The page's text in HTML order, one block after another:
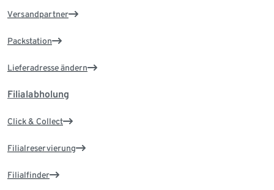
Versandpartner
Packstation
Lieferadresse ändern
Filialabholung
Click & Collect
Filialreservierung
Filialfinder